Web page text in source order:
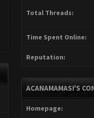
Total Threads:
Time Spent Online:
Reputation:
ACANAMAMASI'S
Homepage: